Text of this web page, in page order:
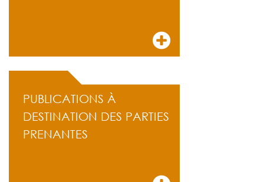
PUBLICATIONS À
DESTINATION DES PARTIES
PRENANTES